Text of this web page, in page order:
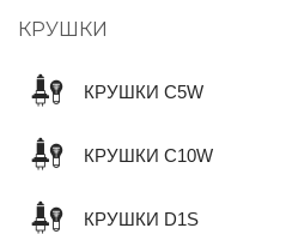
КРУШКИ
КРУШКИ C5W
КРУШКИ C10W
КРУШКИ D1S